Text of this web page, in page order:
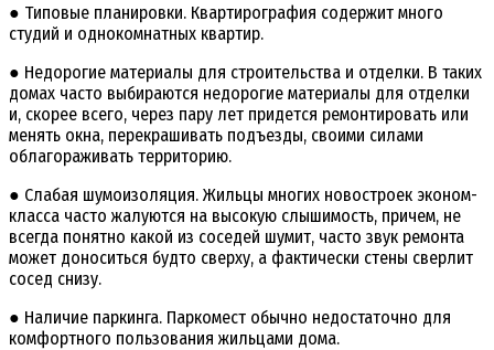
● Типовые планировки. Квартирография содержит много
студий и однокомнатных квартир.
● Недорогие материалы для строительства и отделки. В таких
домах часто выбираются недорогие материалы для отделки
и, скорее всего, через пару лет придется ремонтировать или
менять окна, перекрашивать подъезды, своими силами
облагораживать территорию.
● Слабая шумоизоляция. Жильцы многих новостроек эконом-
класса часто жалуются на высокую слышимость, причем, не
всегда понятно какой из соседей шумит, часто звук ремонта
может доноситься будто сверху, а фактически стены сверлит
сосед снизу.
● Наличие паркинга. Паркомест обычно недостаточно для
комфортного пользования жильцами дома.